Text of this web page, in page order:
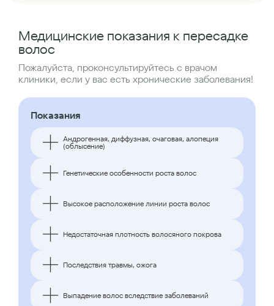
Медицинские показания к пересадке
волос
Пожалуйста, проконсультируйтесь с врачом
клиники, если у вас есть хронические заболевания!
Показания
Андрогенная, диффузная, очаговая, алопеция
(облысение)
Генетические особенности роста волос
Высокое расположение линии роста волос
Недостаточная плотность волосяного покрова
Последствия травмы, ожога
Выпадение волос вследствие заболеваний